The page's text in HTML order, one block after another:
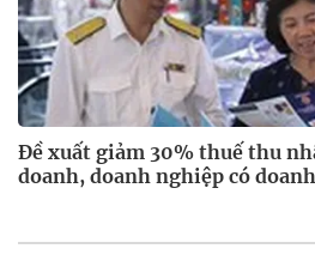
Đề xuất giảm 30% thuế thu
doanh, doanh nghiệp có